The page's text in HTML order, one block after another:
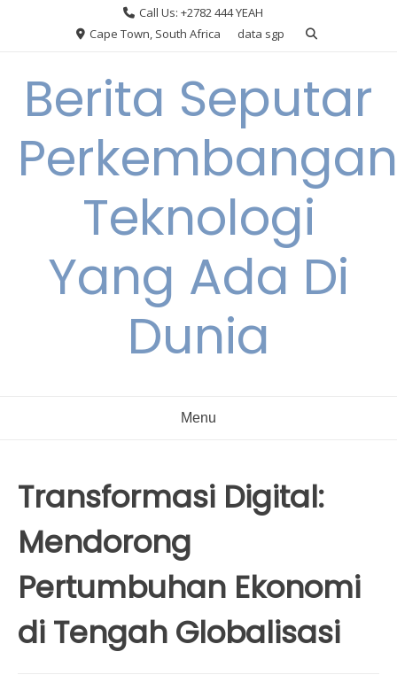
Call Us: +2782 444 YEAH
Cape Town, South Africa
data sgp
Berita Seputar
Perkembangan
Teknologi
Yang Ada Di
Dunia
Menu
Transformasi Digital:
Mendorong
Pertumbuhan Ekonomi
di Tengah Globalisasi